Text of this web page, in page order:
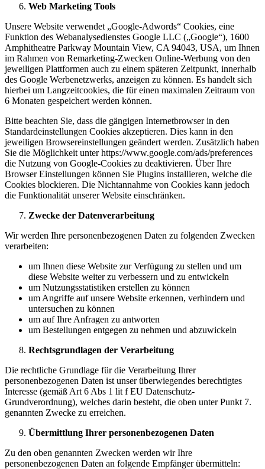
Web Marketing Tools
Unsere Website verwendet „Google-Adwords“ Cookies, eine
Funktion des Webanalysedienstes Google LLC („Google“), 1600
Amphitheatre Parkway Mountain View, CA 94043, USA, um Ihnen
im Rahmen von Remarketing-Zwecken Online-Werbung von den
jeweiligen Plattformen auch zu einem späteren Zeitpunkt, innerhalb
des Google Werbenetzwerks, anzeigen zu können. Es handelt sich
hierbei um Langzeitcookies, die für einen maximalen Zeitraum von
6 Monaten gespeichert werden können.
Bitte beachten Sie, dass die gängigen Internetbrowser in den
Standardeinstellungen Cookies akzeptieren. Dies kann in den
jeweiligen Browsereinstellungen geändert werden. Zusätzlich haben
Sie die Möglichkeit unter https://www.google.com/ads/preferences
die Nutzung von Google-Cookies zu deaktivieren. Über Ihre
Browser Einstellungen können Sie Plugins installieren, welche die
Cookies blockieren. Die Nichtannahme von Cookies kann jedoch
die Funktionalität unserer Website einschränken.
Zwecke der Datenverarbeitung
Wir werden Ihre personenbezogenen Daten zu folgenden Zwecken
verarbeiten:
um Ihnen diese Website zur Verfügung zu stellen und um
diese Website weiter zu verbessern und zu entwickeln
um Nutzungsstatistiken erstellen zu können
um Angriffe auf unsere Website erkennen, verhindern und
untersuchen zu können
um auf Ihre Anfragen zu antworten
um Bestellungen entgegen zu nehmen und abzuwickeln
Rechtsgrundlagen der Verarbeitung
Die rechtliche Grundlage für die Verarbeitung Ihrer
personenbezogenen Daten ist unser überwiegendes berechtigtes
Interesse (gemäß Art 6 Abs 1 lit f EU Datenschutz-
Grundverordnung), welches darin besteht, die oben unter Punkt 7.
genannten Zwecke zu erreichen.
Übermittlung Ihrer personenbezogenen Daten
Zu den oben genannten Zwecken werden wir Ihre
personenbezogenen Daten an folgende Empfänger übermitteln: